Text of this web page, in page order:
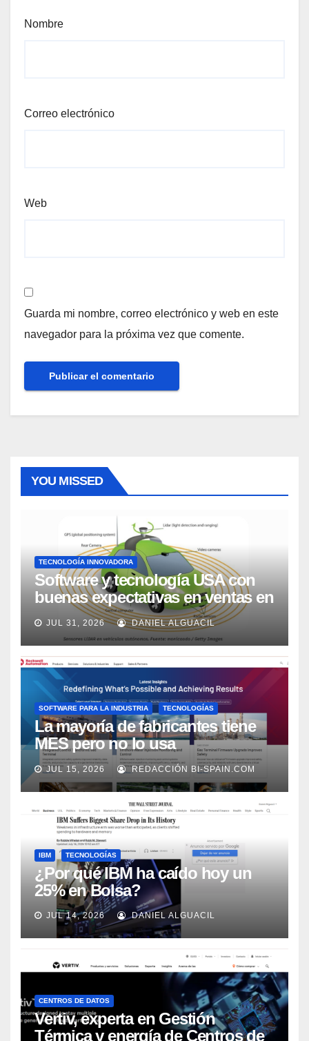
Nombre
Correo electrónico
Web
Guarda mi nombre, correo electrónico y web en este
navegador para la próxima vez que comente.
YOU MISSED
TECNOLOGÍA INNOVADORA
Software y tecnología USA con
buenas expectativas en ventas en
los próximos 2 años, según
Market Watch
JUL 31, 2026 DANIEL ALGUACIL
SOFTWARE PARA LA INDUSTRIA TECNOLOGÍAS
La mayoría de fabricantes tiene
MES pero no lo usa
adecuadamente, según Rockwell
Automation
JUL 15, 2026 REDACCIÓN BI-SPAIN.COM
IBM TECNOLOGÍAS
¿Por qué IBM ha caído hoy un
25% en Bolsa?
JUL 14, 2026 DANIEL ALGUACIL
CENTROS DE DATOS
Vertiv, experta en Gestión
Térmica y energía de Centros de